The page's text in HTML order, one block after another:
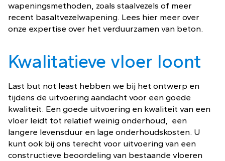
wapeningsmethoden, zoals staalvezels of meer
recent basaltvezelwapening. Lees hier meer over
onze expertise over het verduurzamen van beton.
Kwalitatieve vloer loont
Last but not least hebben we bij het ontwerp en
tijdens de uitvoering aandacht voor een goede
kwaliteit. Een goede uitvoering en kwaliteit van een
vloer leidt tot relatief weinig onderhoud, een
langere levensduur en lage onderhoudskosten. U
kunt ook bij ons terecht voor uitvoering van een
constructieve beoordeling van bestaande vloeren